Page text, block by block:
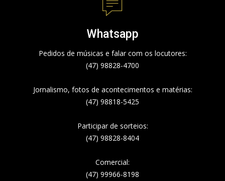
Whatsapp
Pedidos de músicas e falar com os locutores:
(47) 98828-4700
Jornalismo, fotos de acontecimentos e matérias:
(47) 98818-5425
Participar de sorteios:
(47) 98828-8404
Comercial:
(47) 99966-8198